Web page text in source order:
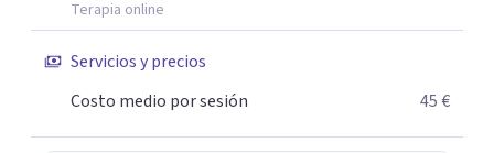
una mejor versión de ti mismo/a, estaré encantada de
acompañarte. Aquí estoy para escucharte y ayudarte a
descubrir tu propio camino hacia el bienestar.
Terapia online
Servicios y precios
Costo medio por sesión
45 €